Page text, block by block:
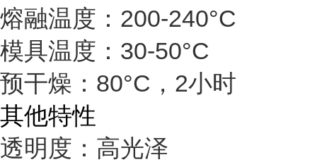
熔融温度：200-240°C
模具温度：30-50°C
预干燥：80°C，2小时
其他特性
透明度：高光泽